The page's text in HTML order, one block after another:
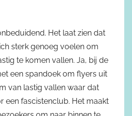
Het laat zien dat
sterk genoeg voelen om
te komen vallen. Ja, bij de
een spandoek om flyers uit
van lastig vallen waar dat
een fascistenclub. Het maakt